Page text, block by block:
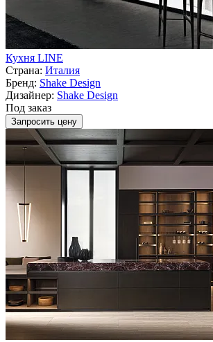
Кухня LINE
Страна: Италия
Бренд: Shake Design
Дизайнер: Shake Design
Под заказ
Запросить цену